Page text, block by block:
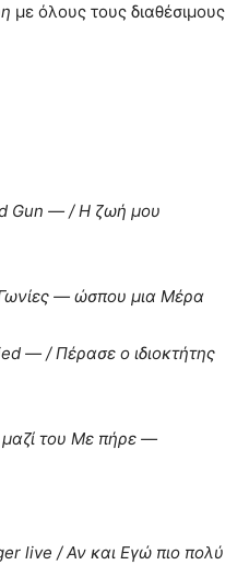
με όλους τους διαθέσιμους
Gun — /Η ζωή μου
— ώσπου μια Μέρα
— /Πέρασε ο ιδιοκτήτης
μαζί του Με πήρε —
live /Αν και Εγώ πιο πολύ